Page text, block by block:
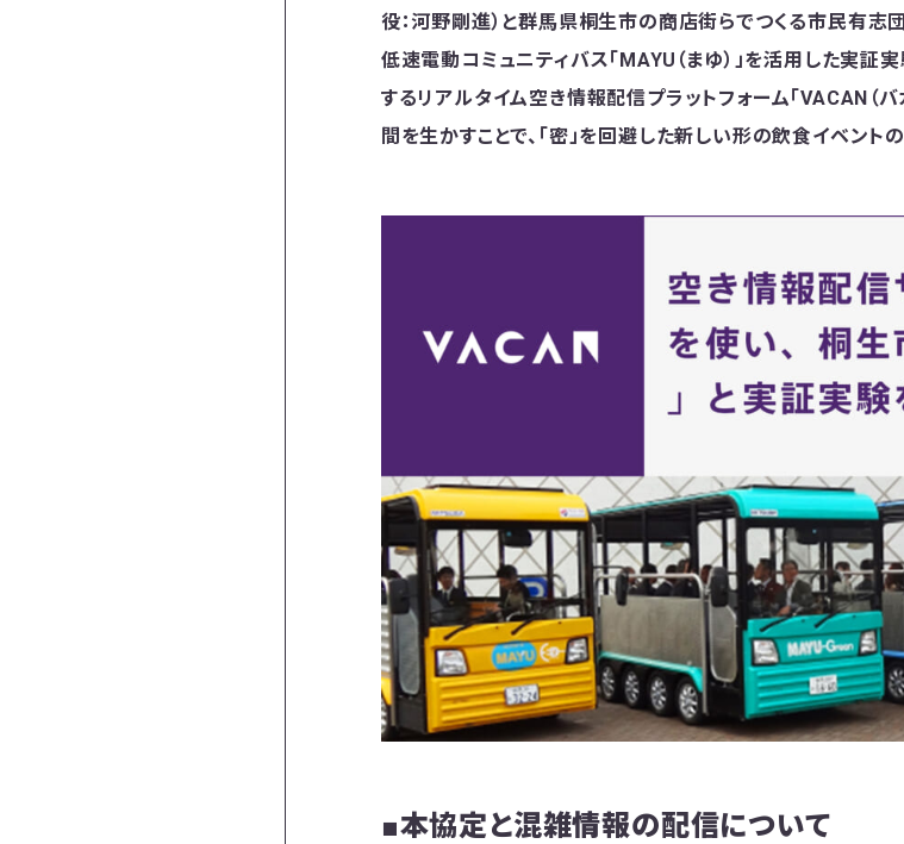
役：河野剛進）と群馬県桐生市の商店街らでつくる市民有志
低速電動コミュニティバス「MAYU（まゆ）」を活用した実証
するリアルタイム空き情報配信プラットフォーム「VACAN（
間を生かすことで、「密」を回避した新しい形の飲食イベント
■本協定と混雑情報の配信について